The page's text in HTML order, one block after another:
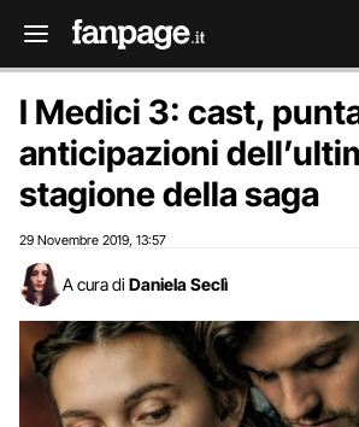
I Medici 3: cast,
anticipazioni
stagione della saga
29 Novembre 2019 13:57
A cura di Daniela Seclì